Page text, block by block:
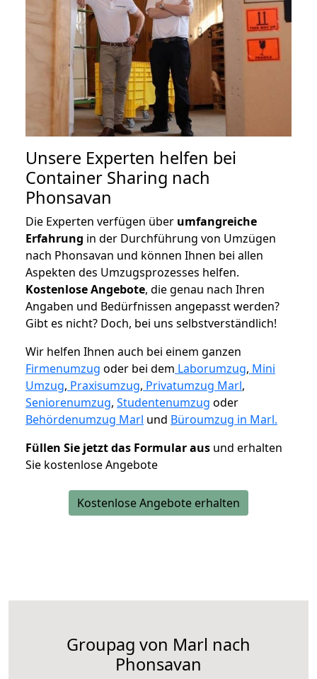
Unsere Experten helfen bei
Container Sharing nach
Phonsavan
Die Experten verfügen über umfangreiche
Erfahrung in der Durchführung von Umzügen
nach Phonsavan und können Ihnen bei allen
Aspekten des Umzugsprozesses helfen.
Kostenlose Angebote, die genau nach Ihren
Angaben und Bedürfnissen angepasst werden?
Gibt es nicht? Doch, bei uns selbstverständlich!
Wir helfen Ihnen auch bei einem ganzen
Firmenumzug oder bei dem Laborumzug, Mini
Umzug, Praxisumzug, Privatumzug Marl,
Seniorenumzug, Studentenumzug oder
Behördenumzug Marl und Büroumzug in Marl.
Füllen Sie jetzt das Formular aus und erhalten
Sie kostenlose Angebote
Kostenlose Angebote erhalten
Groupag von Marl nach
Phonsavan